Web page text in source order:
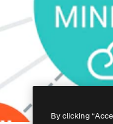
By clicking